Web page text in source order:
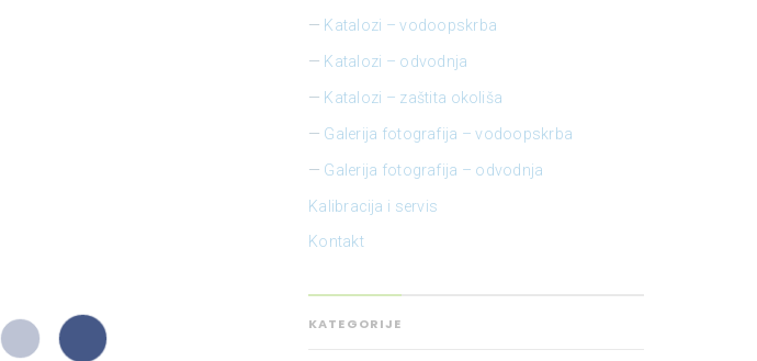
Katalozi – vodoopskrba
Katalozi – odvodnja
Katalozi – zaštita okoliša
Galerija fotografija – vodoopskrba
Galerija fotografija – odvodnja
Kalibracija i servis
Kontakt
KATEGORIJE